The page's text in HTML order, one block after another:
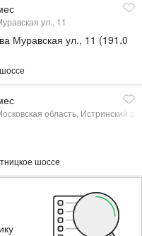
ул., 11
Муравская ул., 11 (191.0
область, Истринский
шоссе